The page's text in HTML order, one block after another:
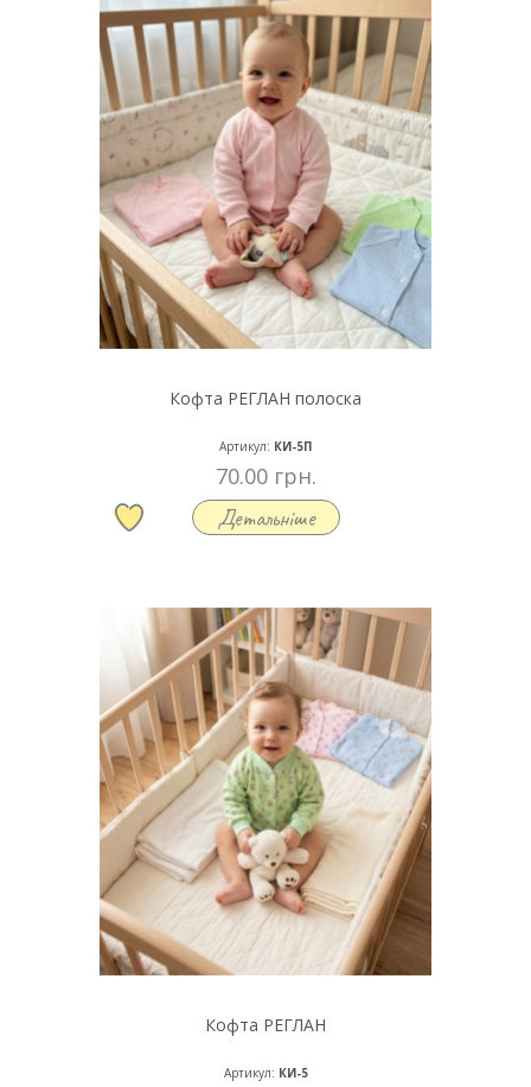
Кофта РЕГЛАН полоска
Артикул: КИ-5П
70.00 грн.
Детальніше
Кофта РЕГЛАН
Артикул: КИ-5